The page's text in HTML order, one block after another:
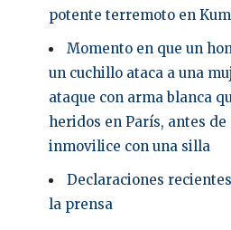
potente terremoto en
Momento en que un
un cuchillo ataca a una
ataque con arma blanca
heridos en París, antes
inmovilice con una silla
Declaraciones
la prensa